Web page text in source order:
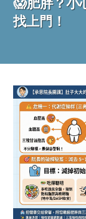
😱肥胖？小
找上門！